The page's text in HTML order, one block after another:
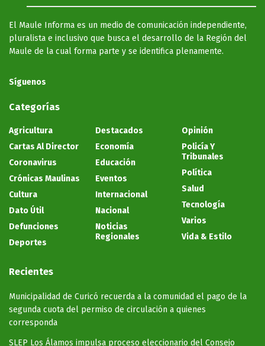
El Maule Informa es un medio de comunicación independiente,
pluralista e inclusivo que busca el desarrollo de la Región del
Maule de la cual forma parte y se identifica plenamente.
Síguenos
Categorías
Agricultura
Cartas Al Director
Coronavirus
Crónicas Maulinas
Cultura
Dato Útil
Defunciones
Deportes
Destacados
Economía
Educación
Eventos
Internacional
Nacional
Noticias
Regionales
Opinión
Policía Y
Tribunales
Política
Salud
Tecnología
Varios
Vida & Estilo
Recientes
Municipalidad de Curicó recuerda a la comunidad el pago de la
segunda cuota del permiso de circulación a quienes
corresponda
SLEP Los Álamos impulsa proceso eleccionario del Consejo